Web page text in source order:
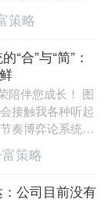
施的决定》。 经
策略
“合”与“简”：
陪伴您成长！ 图
接触我各种听起
奏博弈论系统、
交易系统，还有
策略
公司目前没有